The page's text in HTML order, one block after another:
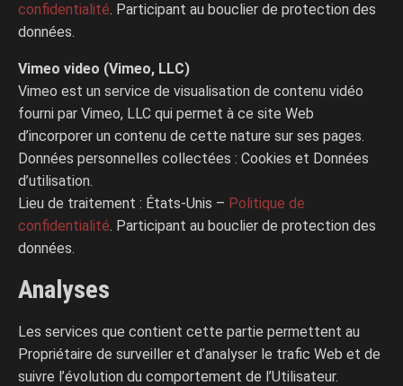
confidentialité. Participant au bouclier de protection des
données.
Vimeo video (Vimeo, LLC)
Vimeo est un service de visualisation de contenu vidéo
fourni par Vimeo, LLC qui permet à ce site Web
d’incorporer un contenu de cette nature sur ses pages.
Données personnelles collectées : Cookies et Données
d’utilisation.
Lieu de traitement : États-Unis – Politique de
confidentialité. Participant au bouclier de protection des
données.
Analyses
Les services que contient cette partie permettent au
Propriétaire de surveiller et d’analyser le trafic Web et de
suivre l’évolution du comportement de l’Utilisateur.